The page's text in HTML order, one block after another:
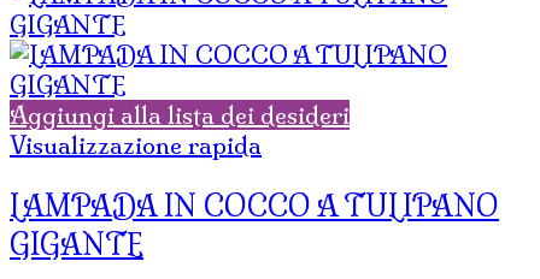
Aggiungi alla lista dei desideri
Visualizzazione rapida
LAMPADA IN COCCO A TULIPANO
GIGANTE